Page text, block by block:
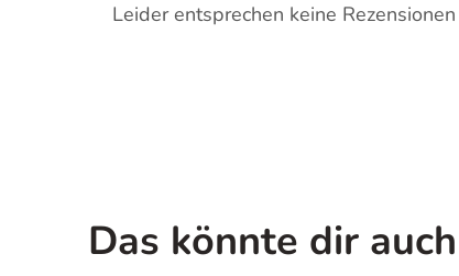
Leider entsprechen keine
Das könnte dir